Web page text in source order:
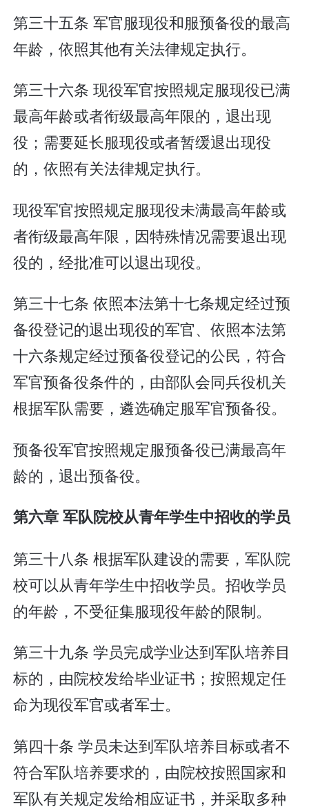
第三十五条 军官服现役和服预备役的最高
年龄，依照其他有关法律规定执行。
第三十六条 现役军官按照规定服现役已满
最高年龄或者衔级最高年限的，退出现
役；需要延长服现役或者暂缓退出现役
的，依照有关法律规定执行。
现役军官按照规定服现役未满最高年龄或
者衔级最高年限，因特殊情况需要退出现
役的，经批准可以退出现役。
第三十七条 依照本法第十七条规定经过预
备役登记的退出现役的军官、依照本法第
十六条规定经过预备役登记的公民，符合
军官预备役条件的，由部队会同兵役机关
根据军队需要，遴选确定服军官预备役。
预备役军官按照规定服预备役已满最高年
龄的，退出预备役。
第六章 军队院校从青年学生中招收的学员
第三十八条 根据军队建设的需要，军队院
校可以从青年学生中招收学员。招收学员
的年龄，不受征集服现役年龄的限制。
第三十九条 学员完成学业达到军队培养目
标的，由院校发给毕业证书；按照规定任
命为现役军官或者军士。
第四十条 学员未达到军队培养目标或者不
符合军队培养要求的，由院校按照国家和
军队有关规定发给相应证书，并采取多种